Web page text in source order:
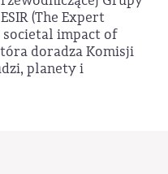
(The Expert
societal impact of
doradza Komisji
planety i